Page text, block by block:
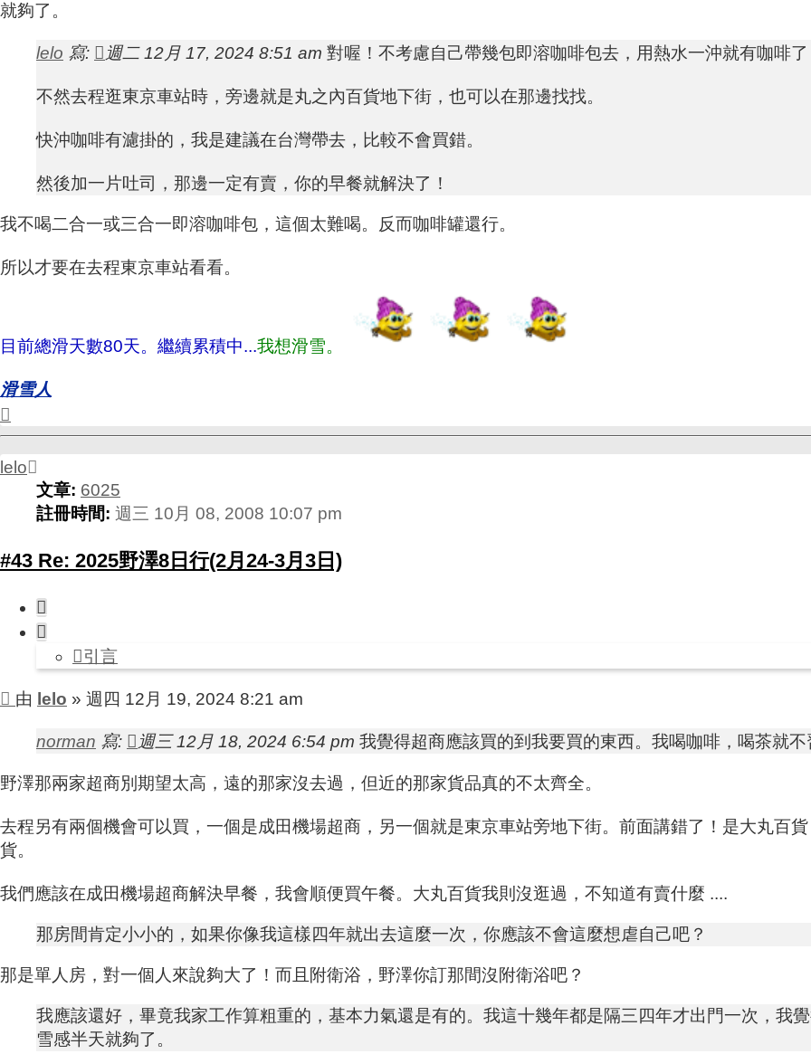
就夠了。
lelo 寫: 週二 12月 17, 2024 8:51 am 對喔！不考慮自己帶幾包即溶咖啡包去，用熱水一沖就有咖啡了
不然去程逛東京車站時，旁邊就是丸之內百貨地下街，也可以在那邊找找。
快沖咖啡有濾掛的，我是建議在台灣帶去，比較不會買錯。
然後加一片吐司，那邊一定有賣，你的早餐就解決了！
我不喝二合一或三合一即溶咖啡包，這個太難喝。反而咖啡罐還行。
所以才要在去程東京車站看看。
目前總滑天數80天。繼續累積中...我想滑雪。
滑雪人
頂
端
lelo
文章: 6025
註冊時間: 週三 10月 08, 2008 10:07 pm
#43 Re: 2025野澤8日行(2月24-3月3日)
引
言
引言
文
由 lelo » 週四 12月 19, 2024 8:21 am
norman 寫: 週三 12月 18, 2024 6:54 pm 我覺得超商應該買的到我要買的東西。我喝咖啡，喝茶就不
野澤那兩家超商別期望太高，遠的那家沒去過，但近的那家貨品真的不太齊全。
去程另有兩個機會可以買，一個是成田機場超商，另一個就是東京車站旁地下街。前面講錯了！是大丸百
貨。
我們應該在成田機場超商解決早餐，我會順便買午餐。大丸百貨我則沒逛過，不知道有賣什麼 ....
那房間肯定小小的，如果你像我這樣四年就出去這麼一次，你應該不會這麼想虐自己吧？
那是單人房，對一個人來說夠大了！而且附衛浴，野澤你訂那間沒附衛浴吧？
我應該還好，畢竟我家工作算粗重的，基本力氣還是有的。我這十幾年都是隔三四年才出門一次，我覺
雪感半天就夠了。